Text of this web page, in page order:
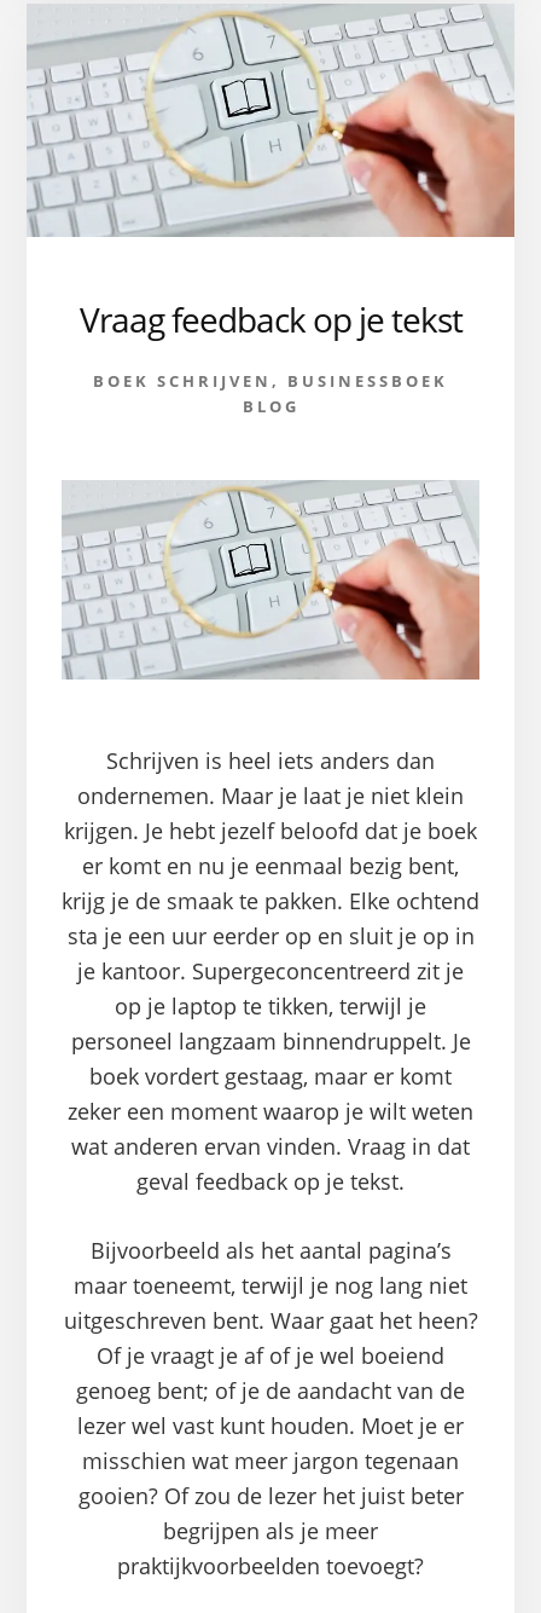
Vraag feedback op je tekst
BOEK SCHRIJVEN , BUSINESSBOEK
BLOG
Schrijven is heel iets anders dan
ondernemen. Maar je laat je niet klein
krijgen. Je hebt jezelf beloofd dat je boek
er komt en nu je eenmaal bezig bent,
krijg je de smaak te pakken. Elke ochtend
sta je een uur eerder op en sluit je op in
je kantoor. Supergeconcentreerd zit je
op je laptop te tikken, terwijl je
personeel langzaam binnendruppelt. Je
boek vordert gestaag, maar er komt
zeker een moment waarop je wilt weten
wat anderen ervan vinden. Vraag in dat
geval feedback op je tekst.
Bijvoorbeeld als het aantal pagina’s
maar toeneemt, terwijl je nog lang niet
uitgeschreven bent. Waar gaat het heen?
Of je vraagt je af of je wel boeiend
genoeg bent; of je de aandacht van de
lezer wel vast kunt houden. Moet je er
misschien wat meer jargon tegenaan
gooien? Of zou de lezer het juist beter
begrijpen als je meer
praktijkvoorbeelden toevoegt?